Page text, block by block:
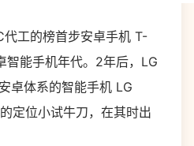
工的榜首步安卓手机 T-
智能手机年代。2年后，LG
卓体系的智能手机 LG
定位小试牛刀，在其时出